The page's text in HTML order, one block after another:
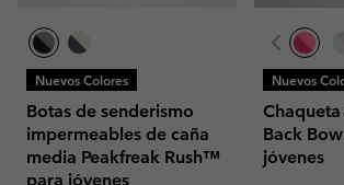
Nuevos Colores
Botas de senderismo
impermeables de caña
media Peakfreak Rush™
para jóvenes
Nuevos
Back
jóvenes